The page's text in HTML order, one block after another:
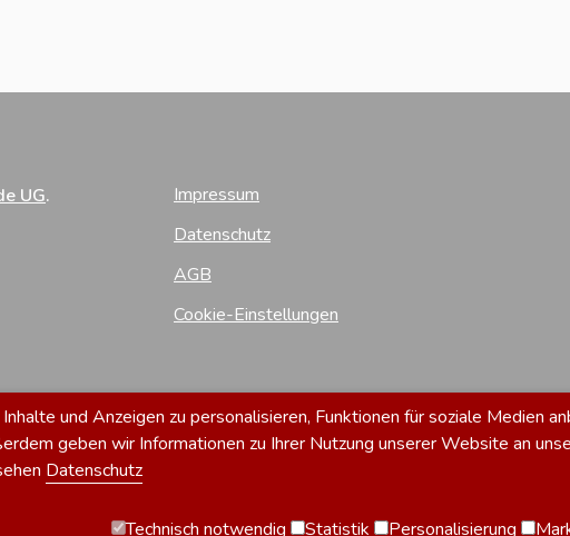
UG.
Impressum
Datenschutz
AGB
Cookie-Einstellungen
und Anzeigen zu personalisieren, Funktionen für soziale Medien
geben wir Informationen zu Ihrer Nutzung unserer Website an
Datenschutz
Technisch notwendig Statistik Personalisierung